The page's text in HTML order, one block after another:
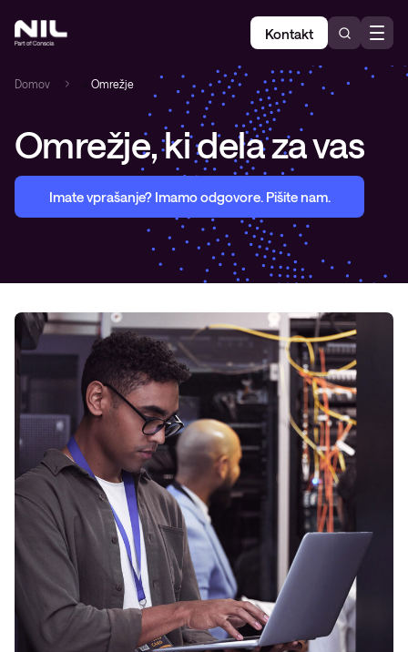
Kontakt
Domov Omrežje
Omrežje, ki dela za vas
Imate vprašanje? Imamo odgovore. Pišite nam.